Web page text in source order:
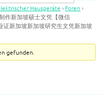
Hausgeräte › Foren ›
作新加坡硕士文凭【微信
新加坡新加坡研究生文凭新加坡
gefunden.